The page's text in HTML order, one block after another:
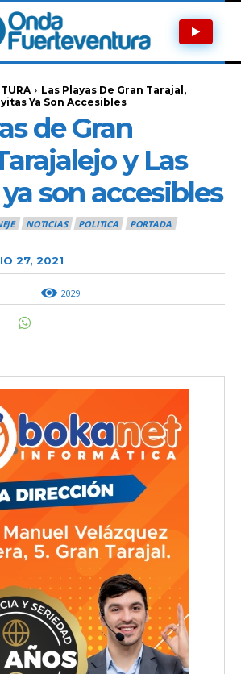
Las Playas De Gran Tarajal,
Ya Son Accesibles
de Gran
y Las
son accesibles
NOTICIAS POLITICA
PORTADA
27, 2021
2029